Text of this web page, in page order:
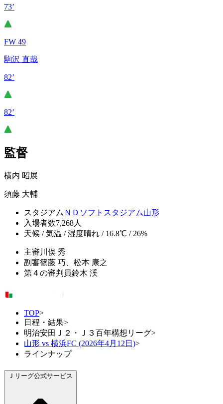
73’
FW 49
駒沢 直哉
82’
82’
監督
横内 昭展
須藤 大輔
スタジアム ＮＤソフトスタジアム山形
入場者数7,268人
天候 / 気温 / 湿度晴れ / 16.8℃ / 26%
主審 川俣 秀
副審篠藤 巧、松本 康之
第４の審判員鈴木 渓
TOP>
日程・結果>
明治安田Ｊ２・Ｊ３百年構想リーグ>
山形 vs 横浜FC (2026年4月12日)>
ラインナップ
Ｊリーグ公式サービス